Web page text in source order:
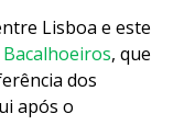
Lisboa e este
Bacalhoeiros, que
dos
após o